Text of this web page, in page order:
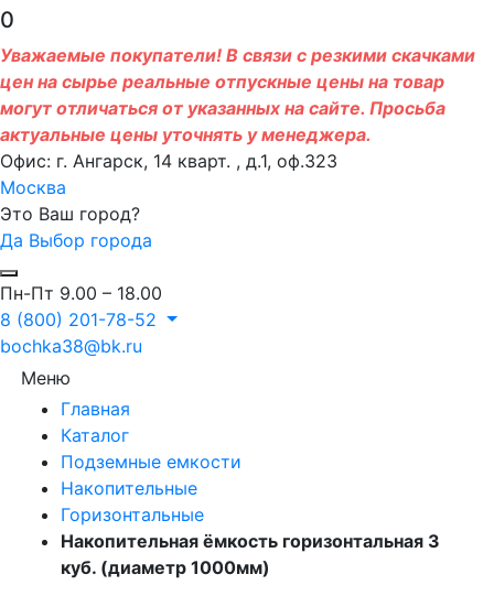
0
Уважаемые покупатели! В связи с резкими скачками
цен на сырье реальные отпускные цены на товар
могут отличаться от указанных на сайте. Просьба
актуальные цены уточнять у менеджера.
Офис: г. Ангарск, 14 кварт. , д.1, оф.323
Москва
Это Ваш город?
Да Выбор города
Пн-Пт 9.00 – 18.00
8 (800) 201-78-52
bochka38@bk.ru
Меню
Главная
Каталог
Подземные емкости
Накопительные
Горизонтальные
Накопительная ёмкость горизонтальная 3
куб. (диаметр 1000мм)